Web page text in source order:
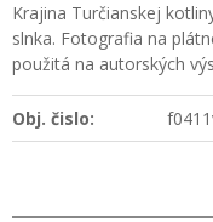
Krajina Turčianskej
slnka. Fotografia na
použitá na autorských
Obj. čislo: